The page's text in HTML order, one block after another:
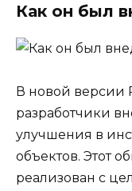
Как он был
В новой версии
разработчики
улучшения в
объектов. Этот
реализован с